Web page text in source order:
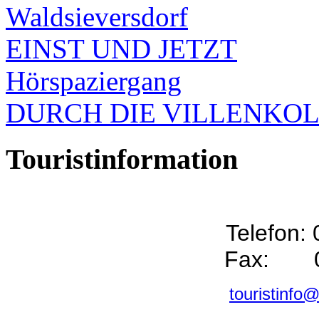
Waldsieversdorf
EINST UND JETZT
Hörspaziergang
DURCH DIE
Touristinformation
Telefon:
Fax: